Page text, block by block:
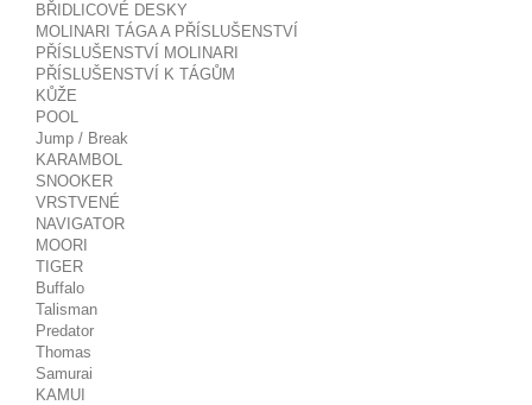
BŘIDLICOVÉ DESKY
MOLINARI TÁGA A PŘÍSLUŠENSTVÍ
PŘÍSLUŠENSTVÍ MOLINARI
PŘÍSLUŠENSTVÍ K TÁGŮM
KŮŽE
POOL
Jump / Break
KARAMBOL
SNOOKER
VRSTVENÉ
NAVIGATOR
MOORI
TIGER
Buffalo
Talisman
Predator
Thomas
Samurai
KAMUI